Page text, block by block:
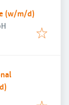
(w/m/d)